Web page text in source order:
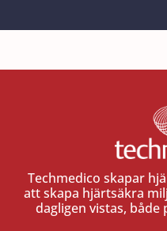
Techmedico skapar
att skapa hjärtsäkra
dagligen vistas,